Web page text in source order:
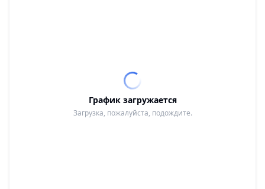
График загружается
Загрузка, пожалуйста, подождите.